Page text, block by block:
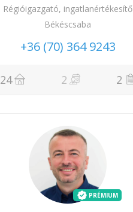
Régióigazgató, ingatlanértékesítő
Békéscsaba
+36 (70) 364 9243
24 2 2
PRÉMIUM